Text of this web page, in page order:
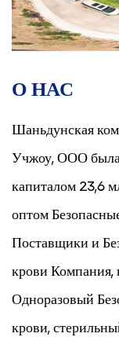
О НАС
Шаньдунская
Учжоу, ООО была
капиталом 23,6
оптом
Поставщики и
крови Компания
Одноразовый
крови ,